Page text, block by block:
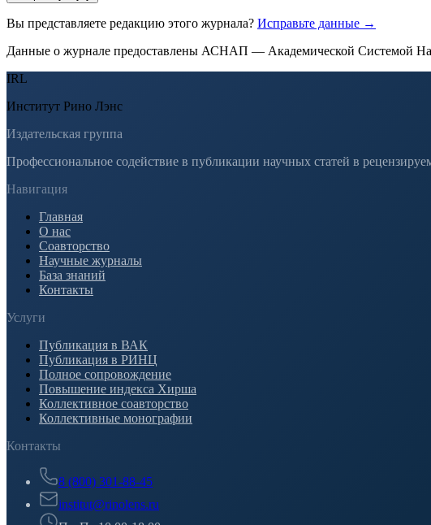
Вы представляете редакцию этого журнала? Исправьте данные →
Данные о журнале предоставлены АСНАП — Академической Системой
IRL
Институт Рино Лэнс
Издательская группа
Профессиональное содействие в публикации научных статей в
Навигация
Главная
О нас
Соавторство
Научные журналы
База знаний
Контакты
Услуги
Публикация в ВАК
Публикация в РИНЦ
Полное сопровождение
Повышение индекса Хирша
Коллективное соавторство
Коллективные монографии
Контакты
8 (800) 301-88-45
institut@rinolens.ru